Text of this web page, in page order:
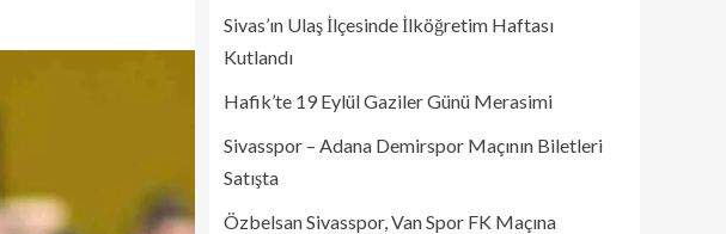
Sivas’ın Ulaş İlçesinde İlköğretim Haftası
Kutlandı
Hafik’te 19 Eylül Gaziler Günü Merasimi
Sivasspor – Adana Demirspor Maçının Biletleri
Satışta
Özbelsan Sivasspor, Van Spor FK Maçına